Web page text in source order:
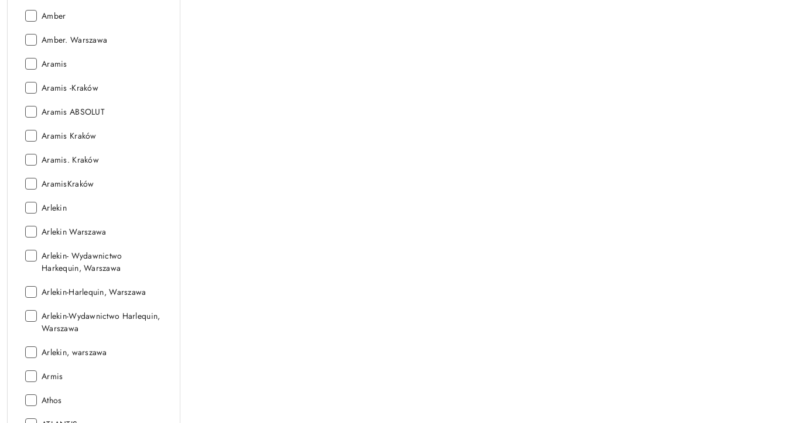
Wydawnictwo:
Amber
Wydawnictwo:
Amber. Warszawa
Wydawnictwo:
Aramis
Wydawnictwo:
Aramis -Kraków
Wydawnictwo:
Aramis ABSOLUT
Wydawnictwo:
Aramis Kraków
Wydawnictwo:
Aramis. Kraków
Wydawnictwo:
AramisKraków
Wydawnictwo:
Arlekin
Wydawnictwo:
Arlekin Warszawa
Wydawnictwo:
Arlekin- Wydawnictwo
Harkequin, Warszawa
Wydawnictwo:
Arlekin-Harlequin, Warszawa
Wydawnictwo:
Arlekin-Wydawnictwo Harlequin,
Warszawa
Wydawnictwo:
Arlekin, warszawa
Wydawnictwo:
Armis
Wydawnictwo:
Athos